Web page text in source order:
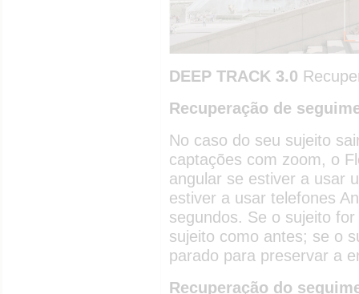
DEEP TRACK 3.0
Recuperação de
No caso do seu sujeito
captações com zoom, o
angular se estiver a usar
estiver a usar telefones
segundos. Se o sujeito
sujeito como antes; se o
parado para preservar a
Recuperação do